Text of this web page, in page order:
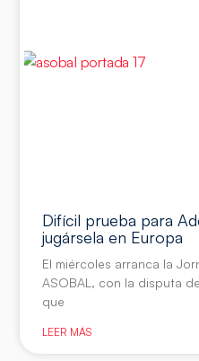
Difícil prueba para
jugársela en Europa
El miércoles arranca la
ASOBAL, con la disputa
que
LEER MÁS